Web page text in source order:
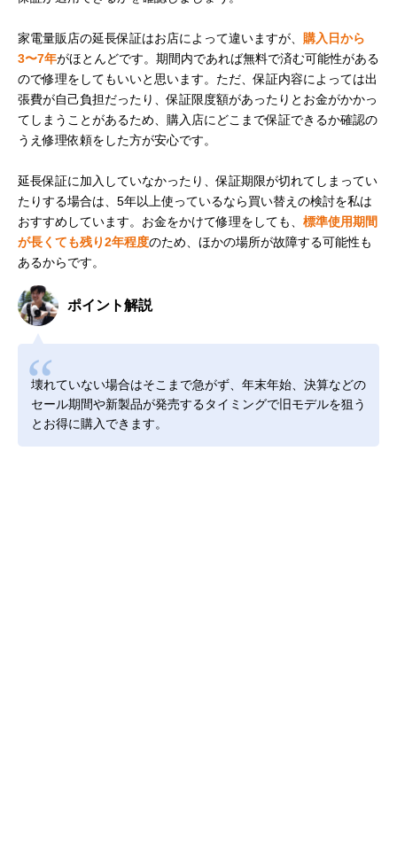
家電量販店の延長保証はお店によって違いますが、
購入日から
3〜7年がほとんどです。期間内であれば無料で済む可能性がある
ので修理をしてもいいと思います。ただ、保証内容によっては出
張費が自己負担だったり、保証限度額があったりとお金がかかっ
てしまうことがあるため、購入店にどこまで保証できるか確認の
うえ修理依頼をした方が安心です。
延長保証に加入していなかったり、保証期限が切れてしまってい
たりする場合は、5年以上使っているなら買い替えの検討を私は
おすすめしています。お金をかけて修理をしても、 標準使用期間
が長くても残り2年程度のため、ほかの場所が故障する可能性も
あるからです。
ポイント解説
壊れていない場合はそこまで急がず、年末年始、決算などの
セール期間や新製品が発売するタイミングで旧モデルを狙う
とお得に購入できます。